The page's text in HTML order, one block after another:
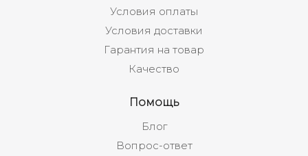
Условия оплаты
Условия доставки
Гарантия на товар
Качество
Помощь
Блог
Вопрос-ответ